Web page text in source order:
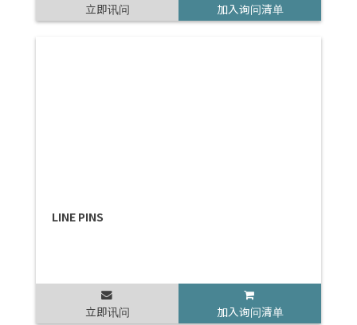
立即讯问 加入询问清单
LINE PINS
立即讯问 加入询问清单